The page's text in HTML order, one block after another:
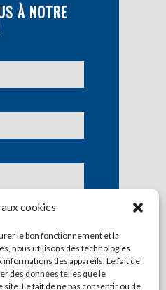
cookies
le bon fonctionnement et la
nous utilisons des technologies
des appareils. Le fait de
des données telles que le
Le fait de ne pas consentir ou de
À NOTRE